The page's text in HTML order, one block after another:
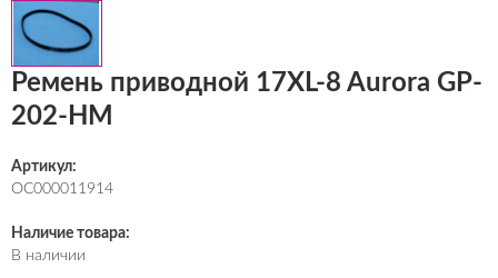
Ремень приводной 17XL-8 Aurora GP-
202-HM
Артикул:
ОС000011914
Наличие товара:
В наличии